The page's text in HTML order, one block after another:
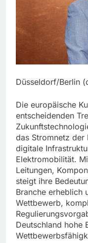
Düsseldorf/Berlin
Die europäische
entscheidenden
das Stromnetz der
digitale
Elektromobilität.
Leitungen,
steigt ihre
Branche erheblich
Wettbewerb,
Deutschland hohe